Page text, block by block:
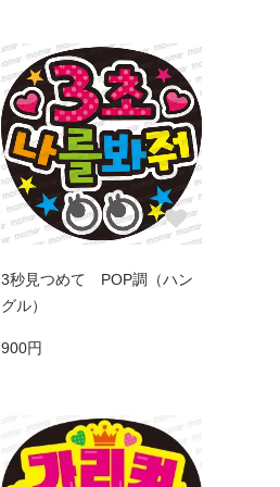
3秒見つめて POP調（ハン
グル）
900円